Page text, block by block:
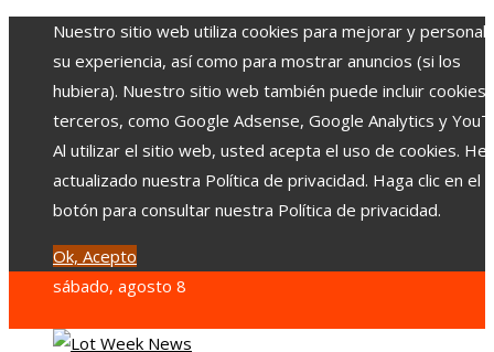
Nuestro sitio web utiliza cookies para mejorar y
su experiencia, así como para mostrar anuncios (si los
hubiera). Nuestro sitio web también puede incluir cookies
terceros, como Google Adsense, Google Analytics y
Al utilizar el sitio web, usted acepta el uso de cookies.
actualizado nuestra Política de privacidad. Haga clic en el
botón para consultar nuestra Política de privacidad.
Ok, Acepto
sábado, agosto 8